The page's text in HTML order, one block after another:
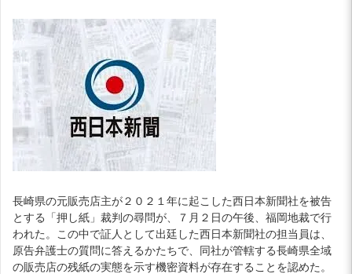
長崎県の元販売店主が２０２１年に起こした西日本新聞社を被告
とする「押し紙」裁判の尋問が、７月２日の午後、福岡地裁で行
われた。この中で証人として出廷した西日本新聞社の担当員は、
原告弁護士の質問に答えるかたちで、同社が管轄する長崎県全域
の販売店の残紙の実態を示す機密資料が存在することを認めた。